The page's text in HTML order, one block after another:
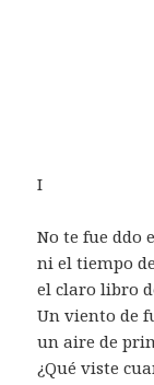
I
No te fue ddo
ni el tiempo
el claro libro
Un viento de
un aire de
¿Qué viste